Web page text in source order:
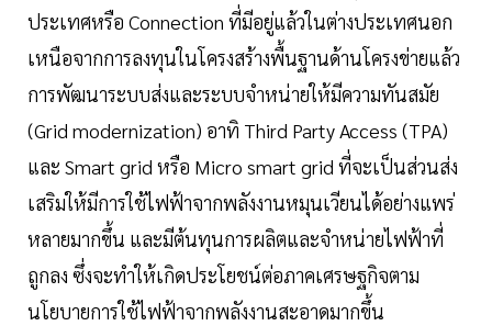
ประเทศหรือ Connection ที่มีอยู่แล้วในต่างประเทศนอก
เหนือจากการลงทุนในโครงสร้างพื้นฐานด้านโครงข่ายแล้ว
การพัฒนาระบบส่งและระบบจำหน่ายให้มีความทันสมัย
(Grid modernization) อาทิ Third Party Access (TPA)
และ Smart grid หรือ Micro smart grid ที่จะเป็นส่วนส่ง
เสริมให้มีการใช้ไฟฟ้าจากพลังงานหมุนเวียนได้อย่างแพร่
หลายมากขึ้น และมีต้นทุนการผลิตและจำหน่ายไฟฟ้าที่
ถูกลง ซึ่งจะทำให้เกิดประโยชน์ต่อภาคเศรษฐกิจตาม
นโยบายการใช้ไฟฟ้าจากพลังงานสะอาดมากขึ้น